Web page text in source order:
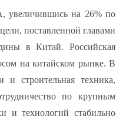
увеличившись на 26% по
поставленной главами
в Китай. Российская
на китайском рынке. В
и строительная техника,
по крупным
и технологий стабильно